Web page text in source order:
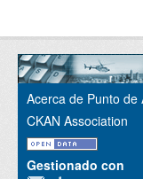
Acerca de Punto de
CKAN Association
Gestionado con